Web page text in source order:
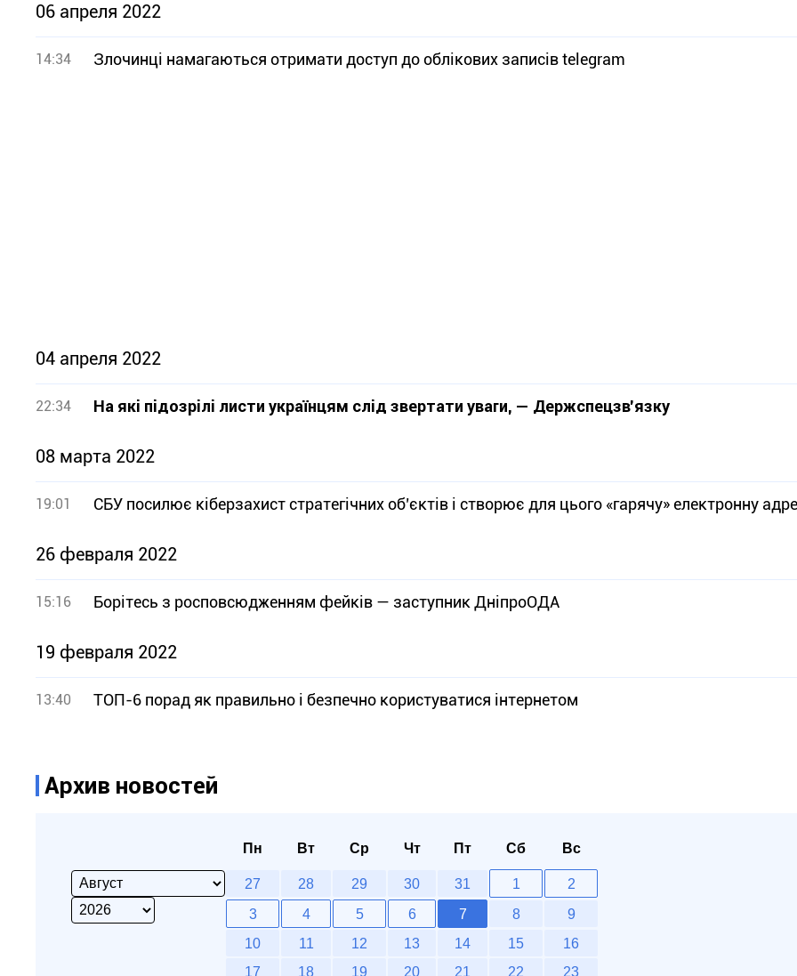
06 апреля 2022
14:34 Злочинці намагаються отримати доступ до облікових записів telegram
04 апреля 2022
22:34 На які підозрілі листи українцям слід звертати уваги, — Держспецзв'язку
08 марта 2022
19:01 СБУ посилює кіберзахист стратегічних об’єктів і створює для цього «гарячу» електронну
26 февраля 2022
15:16 Борітесь з росповсюдженням фейків — заступник ДніпроОДА
19 февраля 2022
13:40 ТОП-6 порад як правильно і безпечно користуватися інтернетом
Архив новостей
Пн Вт Ср Чт Пт Сб Вс
27 28 29 30 31 1
2
3
4 5 6 7 8
9
10
11 12 13 14 15
16
17
18 19 20 21 22
23